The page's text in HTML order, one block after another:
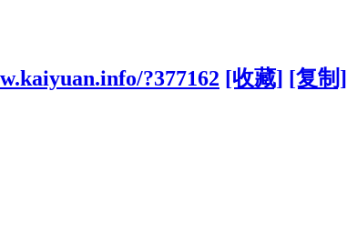
?377162 [收藏] [复制]